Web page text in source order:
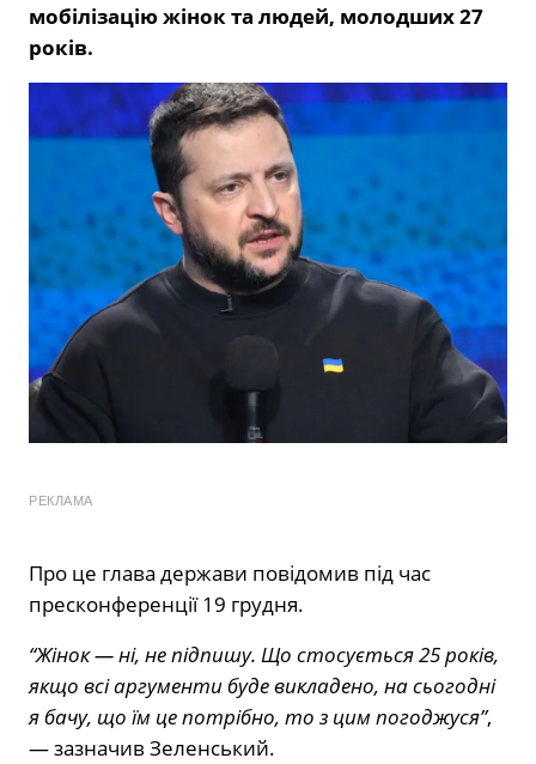
мобілізацію жінок та людей, молодших 27
років.
РЕКЛАМА
Про це глава держави повідомив під час
пресконференції 19 грудня.
“Жінок — ні, не підпишу. Що стосується 25 років,
якщо всі аргументи буде викладено, на сьогодні
я бачу, що їм це потрібно, то з цим погоджуся”,
— зазначив Зеленський.